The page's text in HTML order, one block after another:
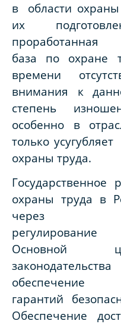
в области охраны
их
проработанная
база по охране
времени
внимания к
степень
особенно в
только
охраны труда.
Государственное
охраны труда в
через
Основной
обеспечение
гарантий
Обеспечение